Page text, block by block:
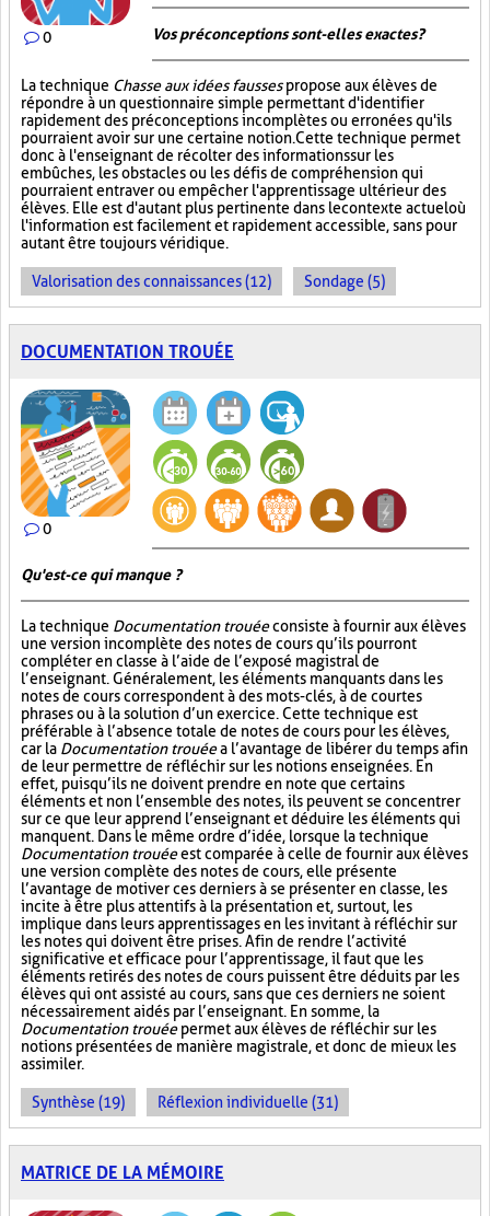
0 Vos préconceptions sont-elles exactes ?
La technique Chasse aux idées faussespropose aux élèves de
répondre à un questionnaire simple permettant d'identifier
rapidement des préconceptions incomplètes ou erronées qu'ils
pourraient avoir sur une certaine notion. Cette technique permet
donc à l'enseignant de récolter des informations sur les
embûches, les obstacles ou les défis de compréhension qui
pourraient entraver ou empêcher l'apprentissage ultérieur des
élèves. Elle est d'autant plus pertinente dans le contexte actuel où
l'information est facilement et rapidement accessible, sans pour
autant être toujours véridique.
Valorisation des connaissances (12) Sondage (5)
DOCUMENTATION TROUÉE
0
Qu'est-ce qui manque ?
La technique Documentation trouéeconsiste à fournir aux élèves
une version incomplète des notes de cours qu’ils pourront
compléter en classe à l’aide de l’exposé magistral de
l’enseignant. Généralement, les éléments manquants dans les
notes de cours correspondent à des mots-clés, à de courtes
phrases ou à la solution d’un exercice. Cette technique est
préférable à l’absence totale de notes de cours pour les élèves,
car la Documentation trouéea l’avantage de libérer du temps afin
de leur permettre de réfléchir sur les notions enseignées. En
effet, puisqu’ils ne doivent prendre en note que certains
éléments et non l’ensemble des notes, ils peuvent se concentrer
sur ce que leur apprend l’enseignant et déduire les éléments qui
manquent. Dans le même ordre d’idée, lorsque la technique
Documentation trouéeest comparée à celle de fournir aux élèves
une version complète des notes de cours, elle présente
l’avantage de motiver ces derniers à se présenter en classe, les
incite à être plus attentifs à la présentation et, surtout, les
implique dans leurs apprentissages en les invitant à réfléchir sur
les notes qui doivent être prises. Afin de rendre l’activité
significative et efficace pour l’apprentissage, il faut que les
éléments retirés des notes de cours puissent être déduits par les
élèves qui ont assisté au cours, sans que ces derniers ne soient
nécessairement aidés par l’enseignant. En somme, la
Documentation trouéepermet aux élèves de réfléchir sur les
notions présentées de manière magistrale, et donc de mieux les
assimiler.
Synthèse (19) Réflexion individuelle (31)
MATRICE DE LA MÉMOIRE